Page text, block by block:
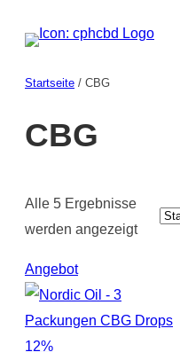
Startseite / CBG
CBG
Alle 5 Ergebnisse
werden angezeigt
AngebotProdukt
im
Angebot